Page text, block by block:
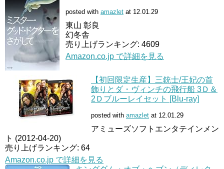
posted with amazlet at 12.01.29
東山 彰良
幻冬舎
売り上げランキング: 4609
Amazon.co.jp で詳細を見る
【初回限定生産】三銃士/王妃の首
飾りとダ・ヴィンチの飛行船 3Ｄ＆
2Ｄブルーレイセット [Blu-ray]
posted with amazlet at 12.01.29
アミューズソフトエンタテインメン
ト (2012-04-20)
売り上げランキング: 64
Amazon.co.jp で詳細を見る